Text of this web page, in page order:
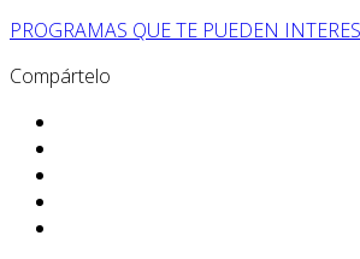
PROGRAMAS QUE TE PUEDEN
Compártelo